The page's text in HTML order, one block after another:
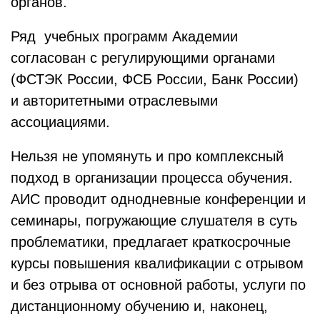
Ряд учебных программ Академии
согласован с регулирующими органами
(ФСТЭК России, ФСБ России, Банк России)
и авторитетными отраслевыми
ассоциациями.
Нельзя не упомянуть и про комплексный
подход в организации процесса обучения.
АИС проводит однодневные конференции и
семинары, погружающие слушателя в суть
проблематики, предлагает краткосрочные
курсы повышения квалификации с отрывом
и без отрыва от основной работы, услуги по
дистанционному обучению и, наконец,